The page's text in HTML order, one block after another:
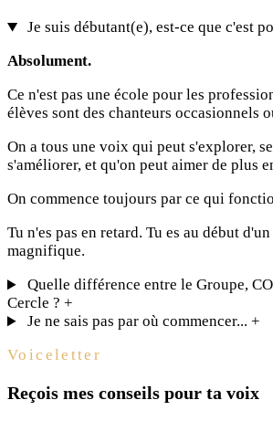
Je suis débutant(e), est-ce que c'est
Absolument.
Ce n'est pas une école pour les
élèves sont des chanteurs occasionnels
On a tous une voix qui peut s'explorer,
s'améliorer, et qu'on peut aimer de plus
On commence toujours par ce qui
Tu n'es pas en retard. Tu es au début
magnifique.
Quelle différence entre le Groupe,
Cercle ? +
Je ne sais pas par où commencer...+
Voiceletter
Reçois mes conseils pour ta voix